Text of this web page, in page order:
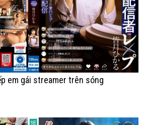
em gái streamer trên sóng